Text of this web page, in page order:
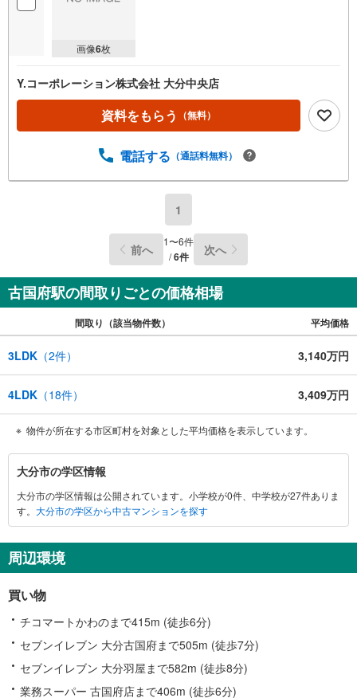
画像6枚
Y.コーポレーション株式会社 大分中央店
資料をもらう （無料）
電話する （通話料無料）
1
前へ 1〜6件
/6件 次へ
古国府駅の間取りごとの価格相場
間取り（該当物件数） 平均価格
3LDK （2件） 3,140万円
4LDK （18件） 3,409万円
物件が所在する市区町村を対象とした平均価格を表示しています。
大
分
市
に
す
る
報
大分市の学区情報
大分市の学区情報は公開されています。小学校が0件、中学校が27件ありま
す。 大分市の学区から中古マンションを探す
周辺環境
買い物
チコマートかわのまで415m (徒歩6分)
セブンイレブン 大分古国府まで505m (徒歩7分)
セブンイレブン 大分羽屋まで582m (徒歩8分)
業務スーパー 古国府店まで406m (徒歩6分)